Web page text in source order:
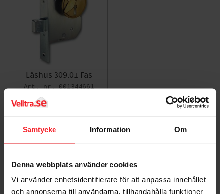
Samtycke Information Om
Denna webbplats använder cookies
Vi använder enhetsidentifierare för att anpassa innehållet
och annonserna till användarna, tillhandahålla funktioner
Du
Låshus 309.01 Fas
001344661
3 337